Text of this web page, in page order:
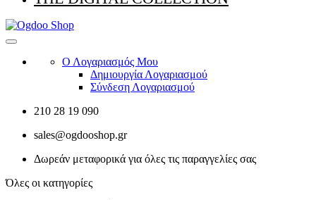
Ο Λογαριασμός Μου
Δημιουργία Λογαριασμού
Σύνδεση Λογαριασμού
210 28 19 090
sales@ogdooshop.gr
Δωρεάν μεταφορικά για όλες τις παραγγελίες σας
Όλες οι κατηγορίες